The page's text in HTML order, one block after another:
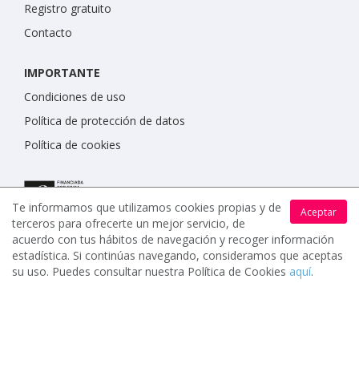
Registro gratuito
Contacto
IMPORTANTE
Condiciones de uso
Política de protección de datos
Política de cookies
Aceptar
Te informamos que utilizamos cookies propias y de
terceros para ofrecerte un mejor servicio, de
acuerdo con tus hábitos de navegación y recoger información
estadística. Si continúas navegando, consideramos que aceptas
su uso. Puedes consultar nuestra Política de Cookies aquí.